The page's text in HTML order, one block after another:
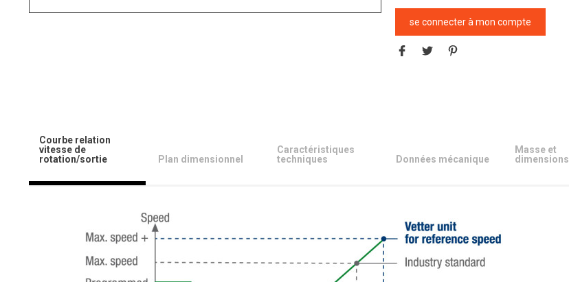
se connecter à mon compte
Courbe relation
vitesse de
rotation/sortie
Plan dimensionnel
Caractéristiques
techniques
Données mécanique
Masse et
dimensions